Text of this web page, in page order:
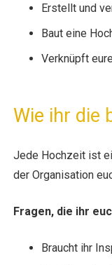
Erstellt und
Baut eine
Verknüpft
Wie ihr die
Jede Hochzeit ist
der Organisation
Fragen, die ihr
Braucht ihr